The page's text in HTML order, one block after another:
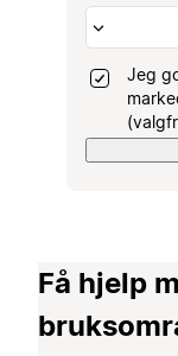
Jeg
Få hjelp